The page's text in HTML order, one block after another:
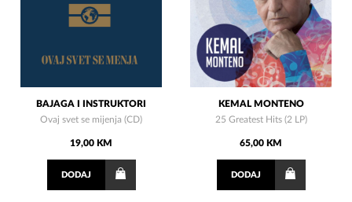
BAJAGA I INSTRUKTORI
Ovaj svet se mijenja (CD)
19,00 KM
DODAJ
KEMAL MONTENO
25 Greatest Hits (2 LP)
65,00 KM
DODAJ